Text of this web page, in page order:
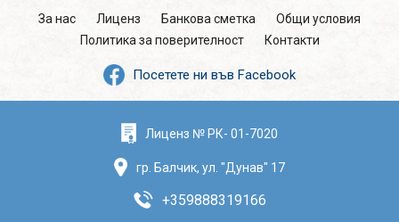
За нас Лиценз Банкова сметка
Общи условия
Политика за поверителност
Контакти
Посетете ни във Facebook
Лиценз № РК- 01-7020
гр. Балчик, ул. "Дунав" 17
+359888319166